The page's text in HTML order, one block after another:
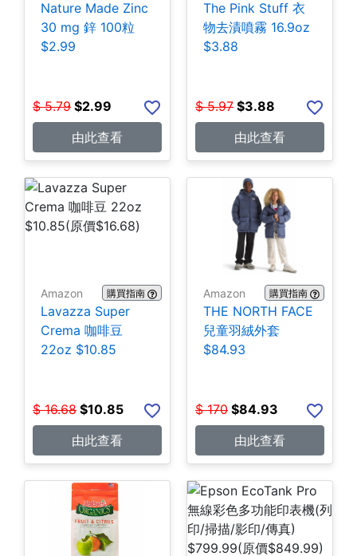
Nature Made Zinc
30 mg 鋅 100粒
$2.99
$ 5.79 $2.99
由此查看
The Pink Stuff 衣
物去漬噴霧 16.9oz
$3.88
$ 5.97 $3.88
由此查看
Amazon 購買指南
Lavazza Super
Crema 咖啡豆
22oz $10.85
$ 16.68 $10.85
由此查看
Amazon 購買指南
THE NORTH FACE
兒童羽絨外套
$84.93
$ 170 $84.93
由此查看